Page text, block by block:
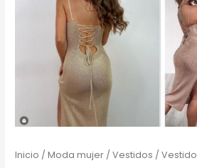
Inicio /Moda mujer /Vestidos / Vestido